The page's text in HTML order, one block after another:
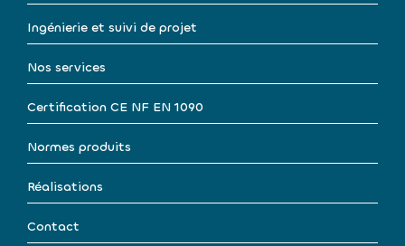
Ingénierie et suivi de projet
Nos services
Certification CE NF EN 1090
Normes produits
Réalisations
Contact